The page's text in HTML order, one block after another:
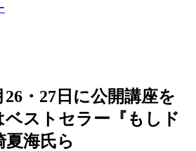
・27日に公開講座を
ストセラー『もしド
夏海氏ら